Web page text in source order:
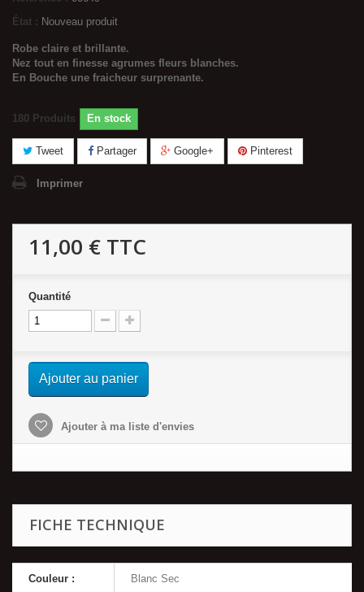
État : Nouveau produit
Robe claire et brillante.
Nez tout en finesse agrumes fleurs blanches.
En Bouche une fraicheur surprenante.
180 Produits En stock
Tweet Partager Google+ Pinterest
Imprimer
11,00 € TTC
Quantité
Ajouter au panier
Ajouter à ma liste d'envies
FICHE TECHNIQUE
Couleur : Blanc Sec